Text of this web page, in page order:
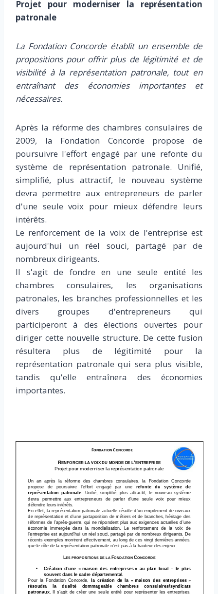
Projet pour moderniser la représentation
patronale
La Fondation Concorde établit un ensemble de
propositions pour offrir plus de légitimité et de
visibilité à la représentation patronale, tout en
entraînant des économies importantes et
nécessaires.
Après la réforme des chambres consulaires de
2009, la Fondation Concorde propose de
poursuivre l'effort engagé par une refonte du
système de représentation patronale. Unifié,
simplifié, plus attractif, le nouveau système
devra permettre aux entrepreneurs de parler
d'une seule voix pour mieux défendre leurs
intérêts.
Le renforcement de la voix de l'entreprise est
aujourd'hui un réel souci, partagé par de
nombreux dirigeants.
Il s'agit de fondre en une seule entité les
chambres consulaires, les organisations
patronales, les branches professionnelles et les
divers groupes d'entrepreneurs qui
participeront à des élections ouvertes pour
diriger cette nouvelle structure. De cette fusion
résultera plus de légitimité pour la
représentation patronale qui sera plus visible,
tandis qu'elle entraînera des économies
importantes.